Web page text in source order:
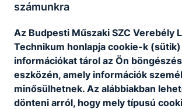
számunkra
Az Budpesti Műszaki SZC Verebély
Technikum honlapja cookie-k
információkat tárol az Ön
eszközén, amely információk
minősülhetnek. Az alábbiakban
dönteni arról, hogy mely típusú